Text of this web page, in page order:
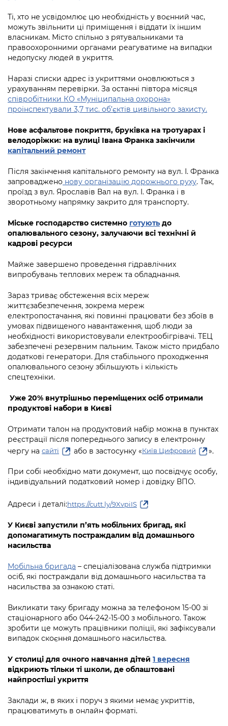
Підприємства, установи, організації
Kyiv International Relations
Річні звіти
Безбар'єрність
Київська міська військова адміністрація
Портал Захисників та Захисниць
Безбар'єрність
Портал послуг
Міський застосунок Київ Цифровий
Важливе під час воєнного стану
Важливе під час воєнного стану
Портал даних Києва
Публічні дашборди
Ті, хто не усвідомлює цю необхідність у воєнний час,
можуть звільнити ці приміщення і віддати їх іншим
власникам. Місто спільно з рятувальниками та
правоохоронними органами реагуватиме на випадки
недопуску людей в укриття.
Наразі списки адрес із укриттями оновлюються з
урахуванням перевірки. За останні півтора місяця
співробітники КО «Муніципальна охорона»
проінспектували 3,7 тис. об’єктів цивільного захисту.
Нове асфальтове покриття, бруківка на тротуарах і
велодоріжки: на вулиці Івана Франка закінчили
капітальний ремонт
Після закінчення капітального ремонту на вул. І. Франка
запроваджено нову організацію дорожнього руху. Так,
проїзд з вул. Ярославів Вал на вул. І. Франка і в
зворотньому напрямку закрито для транспорту.
Міське господарство системно готують до
опалювального сезону, залучаючи всі технічні й
кадрові ресурси
Майже завершено проведення гідравлічних
випробувань теплових мереж та обладнання.
Зараз триває обстеження всіх мереж
життєзабезпечення, зокрема мереж
електропостачання, які повинні працювати без збоїв в
умовах підвищеного навантаження, щоб люди за
необхідності використовували електрообігрівачі. ТЕЦ
забезпечені резервним пальним. Також місто придбало
додаткові генератори. Для стабільного проходження
опалювального сезону збільшують і кількість
спецтехніки.
Уже 20% внутрішньо переміщених осіб отримали
продуктові набори в Києві
Отримати талон на продуктовий набір можна в пунктах
реєстрації після попереднього запису в електронну
чергу на сайті або в застосунку «Київ Цифровий ».
При собі необхідно мати документ, що посвідчує особу,
індивідуальний податковий номер і довідку ВПО.
Адреси і деталі:https://cutt.ly/9XvpiIS
У Києві запустили п’ять мобільних бригад, які
допомагатимуть постраждалим від домашнього
насильства
Мобільна бригада – спеціалізована служба підтримки
осіб, які постраждали від домашнього насильства та
насильства за ознакою статі.
Викликати таку бригаду можна за телефоном 15-00 зі
стаціонарного або 044-242-15-00 з мобільного. Також
зробити це можуть працівники поліції, які зафіксували
випадок скоєння домашнього насильства.
У столиці для очного навчання дітей 1 вересня
відкриють тільки ті школи, де облаштовані
найпростіші укриття
Заклади ж, в яких і поруч з якими немає укриттів,
працюватимуть в онлайн форматі.